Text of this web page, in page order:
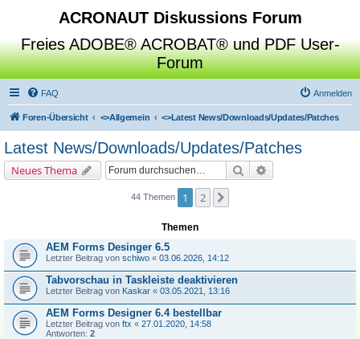
ACRONAUT Diskussions Forum
Freies ADOBE® ACROBAT® und PDF User-
Forum
FAQ Anmelden
Foren-Übersicht <>Allgemein <>Latest News/Downloads/Updates/Patches
Latest News/Downloads/Updates/Patches
Neues Thema Suche
44 Themen 1 2
Themen
AEM Forms Desinger 6.5
Letzter Beitrag von schiwo « 03.06.2026, 14:12
Tabvorschau in Taskleiste deaktivieren
Letzter Beitrag von Kaskar « 03.05.2021, 13:16
AEM Forms Designer 6.4 bestellbar
Letzter Beitrag von ftx « 27.01.2020, 14:58
Antworten: 2